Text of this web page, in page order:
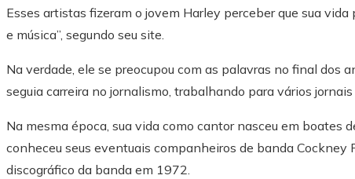
Esses artistas fizeram o jovem Harley perceber que sua
e música”, segundo seu site.
Na verdade, ele se preocupou com as palavras no final dos
seguia carreira no jornalismo, trabalhando para vários
Na mesma época, sua vida como cantor nasceu em boates
conheceu seus eventuais companheiros de banda Cockney
discográfico da banda em 1972.